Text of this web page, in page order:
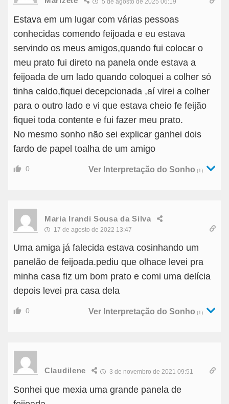
Estava em um lugar com várias pessoas
conhecidas comendo feijoada e eu estava
servindo os meus amigos,quando fui colocar o
meu prato fui direto na panela onde estava a
feijoada de um lado quando coloquei a colher só
tinha caldo,fiquei decepcionada ,aí virei a colher
para o outro lado e vi que estava cheio fe feijão
fiquei toda contente e fui fazer meu prato.
No mesmo sonho não sei explicar ganhei dois
fardo de papel toalha de um amigo
0 Ver Interpretação do Sonho (1)
Maria Irandi Sousa da Silva
17 de agosto de 2022 13:47
Uma amiga já falecida estava cosinhando um
panelão de feijoada.pediu que olhace levei pra
minha casa fiz um bom prato e comi uma delícia
depois levei pra casa dela
0 Ver Interpretação do Sonho (1)
Claudilene 3 de novembro de 2021 09:51
Sonhei que mexia uma grande panela de